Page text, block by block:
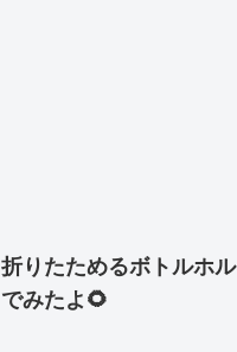
折りたためるボトルホ
でみたよ🌻